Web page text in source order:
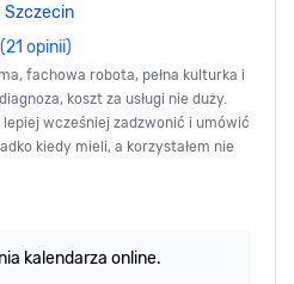
Szczecin
(21 opinii)
fachowa robota, pełna kulturka i
koszt za usługi nie duży.
wcześniej zadzwonić i umówić
kiedy mieli, a korzystałem nie
kalendarza online.